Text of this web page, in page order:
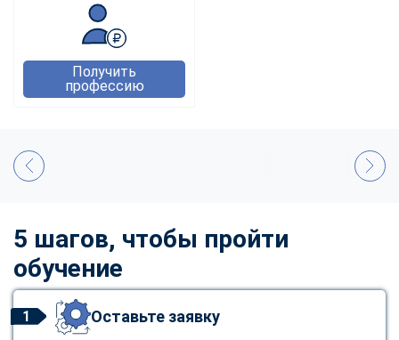
Получить
профессию
5 шагов, чтобы пройти
обучение
1 Оставьте заявку